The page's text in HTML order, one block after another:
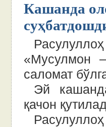
Кашанда
«Мусулмон
саломат
Эй
қачон